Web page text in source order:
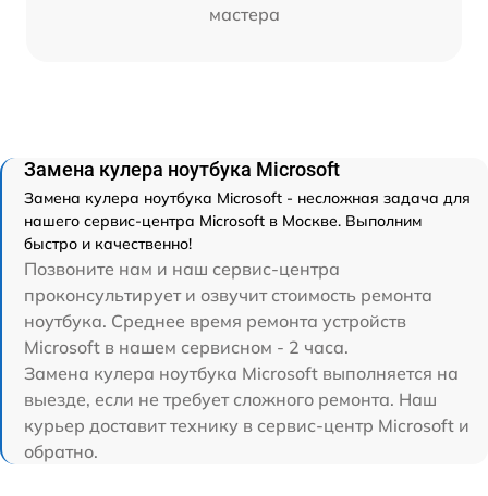
мастера
Замена кулера ноутбука Microsoft
Замена кулера ноутбука Microsoft - несложная задача для
нашего сервис-центра Microsoft в Москве. Выполним
быстро и качественно!
Позвоните нам и наш сервис-центра
проконсультирует и озвучит стоимость ремонта
ноутбука. Среднее время ремонта устройств
Microsoft в нашем сервисном - 2 часа.
Замена кулера ноутбука Microsoft выполняется на
выезде, если не требует сложного ремонта. Наш
курьер доставит технику в сервис-центр Microsoft и
обратно.